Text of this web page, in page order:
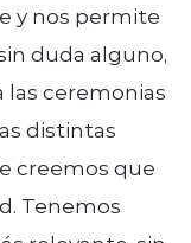
y nos permite
duda alguno,
las ceremonias
distintas
creemos que
Tenemos